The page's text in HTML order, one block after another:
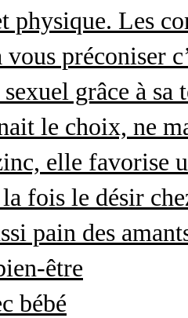
physique. Les
vous préconiser
grâce à sa
le choix, ne
elle favorise
fois le désir
pain des
être
bébé